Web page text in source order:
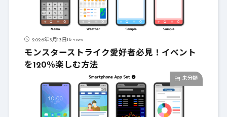
2026年3月13日16 view
モンスターストライク愛好者必見！イベント
を120％楽しむ方法
未分類